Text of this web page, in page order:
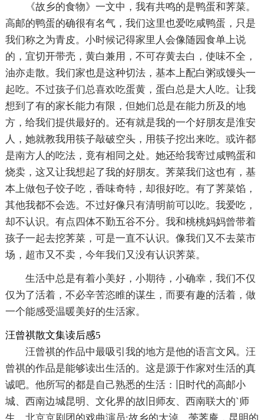
《故乡的食物》一文中，我有共鸣的是鸭蛋和荠菜。
高邮的鸭蛋的确很有名气，我们这里也爱吃咸鸭蛋，只是
我们称之为青皮。小时候记得家里人会像随园食单上说
的，宜切开带壳，黄白兼用，不可存黄去白，使味不全，
油亦走散。我们家也是这种切法，基本上配白粥或馒头一
起吃。不过孩子们总喜欢吃蛋黄，蛋白总是大人吃。让我
想到了有的家长能力有限，但她们总是在能力所及的地
方，给我们提供最好的。还有就是我的一个好朋友是淮安
人，她就教我用筷子敲破空头，用筷子挖出来吃。或许都
是南方人的吃法，竟有相同之处。她还给我寄过咸鸭蛋和
烧卖，这又让我想起了我的好朋友。荠菜我们这也有，基
本上做包子饺子吃，香味奇特，却很好吃。有了荠菜馅，
其他我都不会选。不过好像只有清明前可以吃。我爱吃，
却不认识。有点四体不勤五谷不分。我和桃桃妈妈曾带着
孩子一起去挖荠菜，可是一直不认识。像我们又不去菜市
场，超市又不卖，今年我们又没有认识荠菜。
生活中总是有着小美好，小期待，小确幸，我们不仅
仅为了活着，不必辛苦恣睢的谋生，而要有趣的活着，做
一个能感受温暖美好的生活家。
汪曾祺散文集读后感5
汪曾祺的作品中最吸引我的地方是他的语言文风。汪
曾祺的作品是能够读出生活的。这是源于作家对生活的真
诚吧。他所写的都是自己熟悉的生活：旧时代的高邮小
城、西南边城昆明、文化界的故旧师友、西南联大的`师
生、北京京剧团的戏曲演员;故乡的大淖、荸荠庵，昆明的